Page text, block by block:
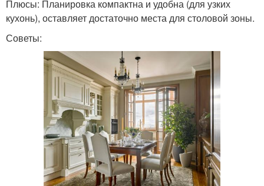
Плюсы: Планировка компактна и удобна (для узких
кухонь), оставляет достаточно места для столовой зоны.
Советы: